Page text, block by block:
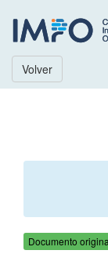
Volver
Documento